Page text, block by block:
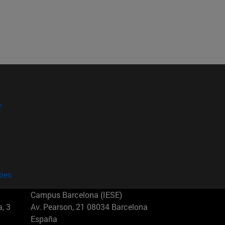
3
Campus Barcelona (IESE)
Av. Pearson, 21 08034 Barcelona
España